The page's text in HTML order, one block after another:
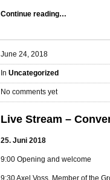
Continue reading…
June 24, 2018
In Uncategorized
No comments yet
Live Stream –
25. Juni​ 2018
9:00 Opening and welcome
9:30 Axel Voss, Member of the